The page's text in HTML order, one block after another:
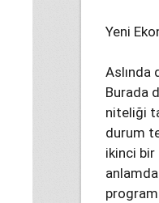
Yeni
Aslında
Burada
niteliği
durum
ikinci